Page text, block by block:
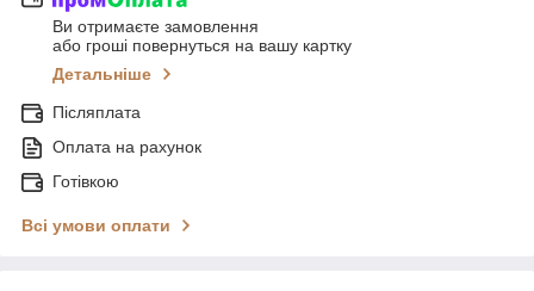
Ви отримаєте замовлення
або гроші повернуться на вашу картку
Детальніше
Післяплата
Оплата на рахунок
Готівкою
Всі умови оплати